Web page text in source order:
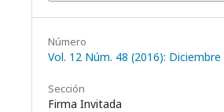
Número
Vol. 12 Núm. 48 (2016): Diciembre
Sección
Firma Invitada